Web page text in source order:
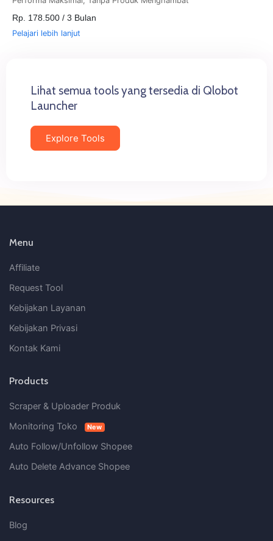
Rp. 178.500 / 3 Bulan
Pelajari lebih lanjut
Lihat semua tools yang tersedia di Qlobot
Launcher
Explore Tools
Menu
Affiliate
Request Tool
Kebijakan Layanan
Kebijakan Privasi
Kontak Kami
Products
Scraper & Uploader Produk
Monitoring Toko
New
Auto Follow/Unfollow Shopee
Auto Delete Advance Shopee
Resources
Blog